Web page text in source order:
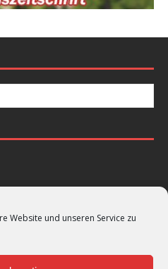
Website und unseren Service zu